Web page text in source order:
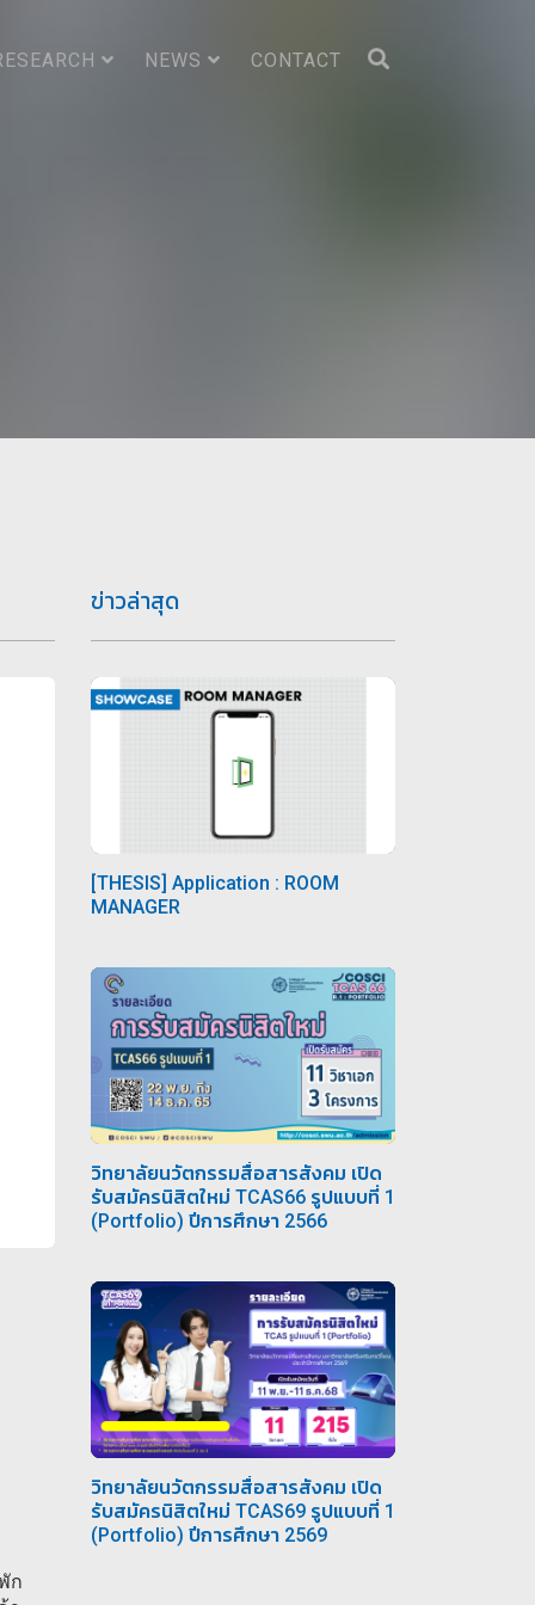
NEWS CONTACT
ก
ข่าวล่าสุด
[THESIS] Application : ROOM
MANAGER
วิทยาลัยนวัตกรรมสื่อสารสังคม เปิด
รับสมัครนิสิตใหม่ TCAS66 รูปแบบที่ 1
(Portfolio) ปีการศึกษา 2566
วิทยาลัยนวัตกรรมสื่อสารสังคม เปิด
รับสมัครนิสิตใหม่ TCAS69 รูปแบบที่ 1
(Portfolio) ปีการศึกษา 2569